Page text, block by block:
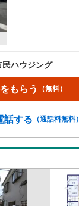
ハウジング
もらう （無料）
話する （通話料無料）